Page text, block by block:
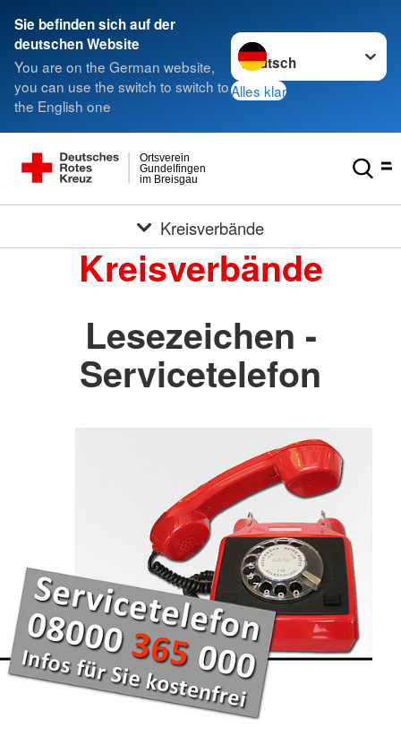
Sie befinden sich auf der
deutschen Website
You are on the German website,
you can use the switch to switch to
the English one
Sprache wechseln zu
Alles klar
im Breisgau
Gundelfingen
Ortsverein
Kreisverbände
Kreisverbände
Lesezeichen -
Servicetelefon